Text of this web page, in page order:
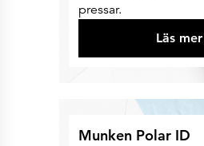
pressar.
Läs mer
Munken Polar ID